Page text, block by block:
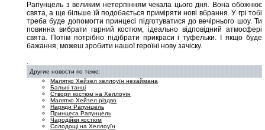
Рапунцель з великим нетерпінням чекала цього дня. Вона обожнює
свята, а ще більше їй подобається приміряти нові вбрання. У грі тобі
треба буде допомогти принцесі підготуватися до вечірнього шоу. Ти
повинна вибрати гарний костюм, ідеально відповідний атмосфері
свята. Потім потрібно підібрати прикраси і туфельки. І якщо буде
бажання, можеш зробити нашої героїні нову зачіску.
.
Другие новости по теме:
Малятко Хейзел хеллоуїн незаймана
Бальні танці
Створи костюм на Хеллоуїн
Малятко Хейзел різдво
Наряди Рапунцель
Принцеса Рапунцель
Чародійки костюм
Солодощі на Хеллоуїн